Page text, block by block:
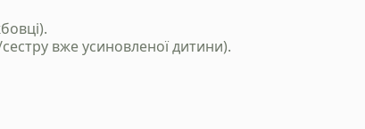
вже усиновленої дитини).